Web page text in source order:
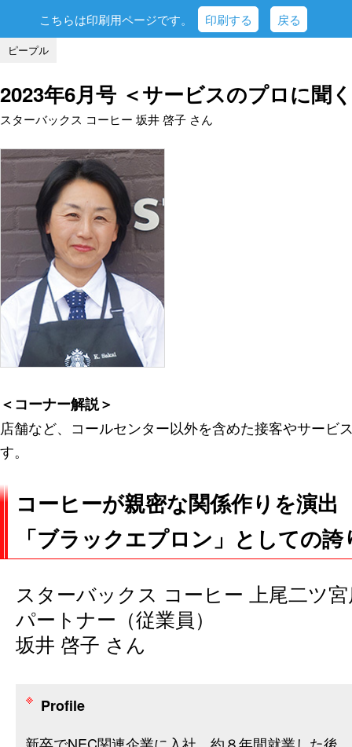
こちらは印刷用ページです。 印刷する 戻る
ピープル
2023年6月号 ＜サービスのプロに聞
スターバックス コーヒー 坂井 啓子 さん
＜コーナー解説＞
店舗など、コールセンター以外を含めた接客やサービ
す。
コーヒーが親密な関係作りを演出
「ブラックエプロン」としての
スターバックス コーヒー 上尾二ツ
パートナー（従業員）
坂井 啓子 さん
Profile
新卒でNEC関連企業に入社。約８年間就業した後